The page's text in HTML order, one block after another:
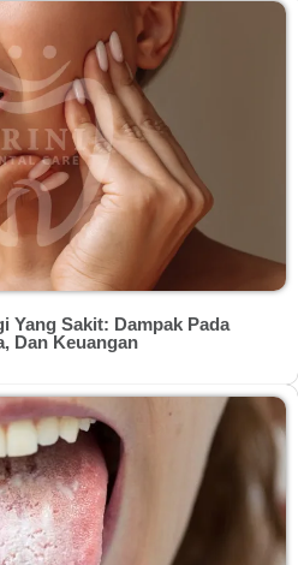
Yang Sakit: Dampak Pada
Dan Keuangan